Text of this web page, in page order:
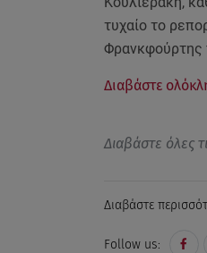
τυχαίο το
Φρανκφούρτης
Διαβάστε
Διαβάστε όλες
Διαβάστε
Follow us: